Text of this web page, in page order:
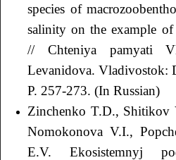
species of
salinity on the example
// Chteniya pamyati
Levanidova. Vladivostok:
P. 257-273. (In Russian)
Zinchenko T.D.,
Nomokonova V.I.,
E.V. Ekosistemnyj